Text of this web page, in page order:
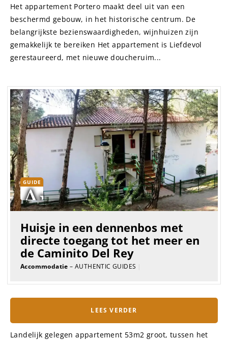
Het appartement Portero maakt deel uit van een
beschermd gebouw, in het historische centrum. De
belangrijkste bezienswaardigheden, wijnhuizen zijn
gemakkelijk te bereiken Het appartement is Liefdevol
gerestaureerd, met nieuwe doucheruim...
GUIDE
Huisje in een dennenbos met
directe toegang tot het meer en
de Caminito Del Rey
Accommodatie – AUTHENTIC GUIDES |
LEES VERDER
Landelijk gelegen appartement 53m2 groot, tussen het